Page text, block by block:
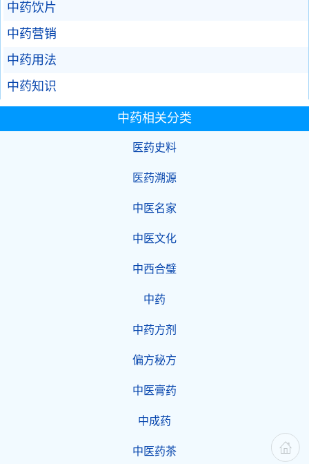
中药饮片
中药营销
中药用法
中药知识
中药相关分类
医药史料
医药溯源
中医名家
中医文化
中西合璧
中药
中药方剂
偏方秘方
中医膏药
中成药
中医药茶